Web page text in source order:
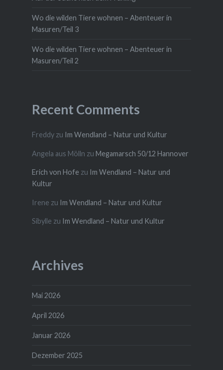
Wo die wilden Tiere wohnen – Abenteuer in
Masuren/Teil 3
Wo die wilden Tiere wohnen – Abenteuer in
Masuren/Teil 2
Recent Comments
Freddyzu Im Wendland – Natur und Kultur
Angela aus Mölln zu Megamarsch 50/12 Hannover
Erich von Hofe zu Im Wendland – Natur und
Kultur
Irene zu Im Wendland – Natur und Kultur
Sibylle zu Im Wendland – Natur und Kultur
Archives
Mai 2026
April 2026
Januar 2026
Dezember 2025